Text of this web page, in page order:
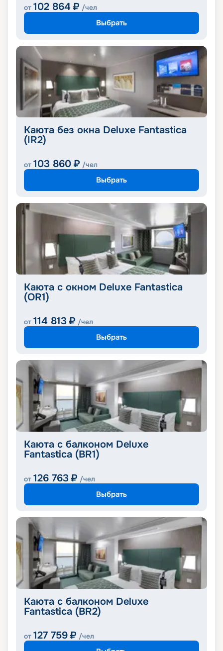
от 102 864 ₽ /чел
Выбрать
Каюта без окна Deluxe Fantastica
(IR2)
от 103 860 ₽ /чел
Выбрать
Каюта с окном Deluxe Fantastica
(OR1)
от 114 813 ₽ /чел
Выбрать
Каюта с балконом Deluxe
Fantastica (BR1)
от 126 763 ₽ /чел
Выбрать
Каюта с балконом Deluxe
Fantastica (BR2)
от 127 759 ₽ /чел